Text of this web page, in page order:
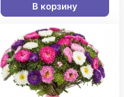
В корзину